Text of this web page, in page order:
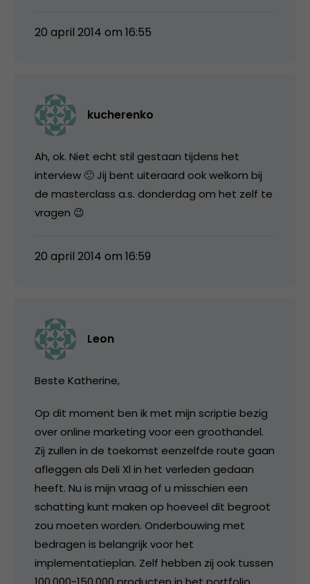
20 april 2014 om 16:55
kucherenko
Ah, ok. Niet echt stil gestaan tijdens het
interview 🙁 Jij bent uiteraard ook welkom bij
de masterclass a.s. donderdag om het zelf te
vragen 😉
20 april 2014 om 16:59
Leon
Beste Katherine,
Op dit moment ben ik met mijn scriptie bezig
over online marketing voor een groothandel.
Zij zullen in de toekomst eenzelfde route gaan
afleggen als Deli Xl in het verleden gedaan
heeft. Nu is mijn vraag of u misschien een
schatting kunt maken op hoeveel dit begroot
zou moeten worden. Onderbouwing met
bedragen is belangrijk voor het
implementatieplan. Zelf hebben zij ook tussen